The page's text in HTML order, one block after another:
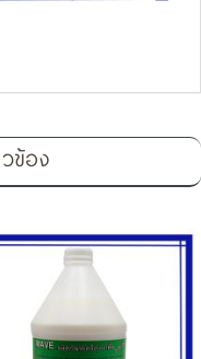
ข้อง